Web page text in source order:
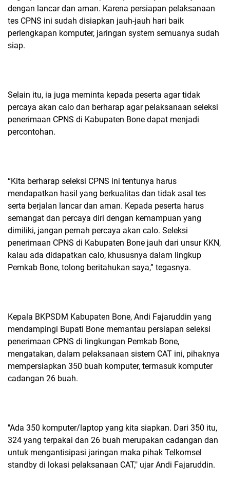
dengan lancar dan aman. Karena persiapan pelaksanaan
tes CPNS ini sudah disiapkan jauh-jauh hari baik
perlengkapan komputer, jaringan system semuanya sudah
siap.
Selain itu, ia juga meminta kepada peserta agar tidak
percaya akan calo dan berharap agar pelaksanaan seleksi
penerimaan CPNS di Kabupaten Bone dapat menjadi
percontohan.
“Kita berharap seleksi CPNS ini tentunya harus
mendapatkan hasil yang berkualitas dan tidak asal tes
serta berjalan lancar dan aman. Kepada peserta harus
semangat dan percaya diri dengan kemampuan yang
dimiliki, jangan pernah percaya akan calo. Seleksi
penerimaan CPNS di Kabupaten Bone jauh dari unsur KKN,
kalau ada didapatkan calo, khususnya dalam lingkup
Pemkab Bone, tolong beritahukan saya,” tegasnya.
Kepala BKPSDM Kabupaten Bone, Andi Fajaruddin yang
mendampingi Bupati Bone memantau persiapan seleksi
penerimaan CPNS di lingkungan Pemkab Bone,
mengatakan, dalam pelaksanaan sistem CAT ini, pihaknya
mempersiapkan 350 buah komputer, termasuk komputer
cadangan 26 buah.
"Ada 350 komputer/laptop yang kita siapkan. Dari 350 itu,
324 yang terpakai dan 26 buah merupakan cadangan dan
untuk mengantisipasi jaringan maka pihak Telkomsel
standby di lokasi pelaksanaan CAT," ujar Andi Fajaruddin.